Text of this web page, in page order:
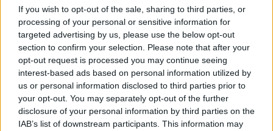
If you wish to opt-out of the sale, sharing to third parties, or
processing of your personal or sensitive information for
targeted advertising by us, please use the below opt-out
section to confirm your selection. Please note that after your
opt-out request is processed you may continue seeing
interest-based ads based on personal information utilized by
us or personal information disclosed to third parties prior to
your opt-out. You may separately opt-out of the further
disclosure of your personal information by third parties on the
IAB’s list of downstream participants. This information may